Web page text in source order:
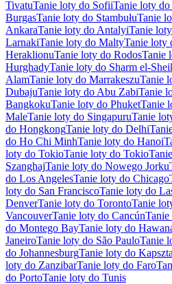
TivatuTanie loty do SofiiTanie loty
BurgasTanie loty do StambułuTanie
AnkaraTanie loty do AntalyiTanie
LarnakiTanie loty do MaltyTanie loty
HeraklionuTanie loty do RodosTanie
HurghadyTanie loty do Sharm el-
AlamTanie loty do MarrakeszuTanie
DubajuTanie loty do Abu ZabiTanie
BangkokuTanie loty do PhuketTanie
MaleTanie loty do SingapuruTanie
do HongkongTanie loty do Delhi
do Ho Chi MinhTanie loty do Hanoi
loty do TokioTanie loty do Tokio
SzanghajTanie loty do Nowego Jorku
do Los AngelesTanie loty do Chicago
loty do San FranciscoTanie loty do
DenverTanie loty do TorontoTanie
VancouverTanie loty do CancúnTanie
do Montego BayTanie loty do
JaneiroTanie loty do São PauloTanie
do JohannesburgTanie loty do
loty do ZanzibarTanie loty do Faro
do PortoTanie loty do Tunis